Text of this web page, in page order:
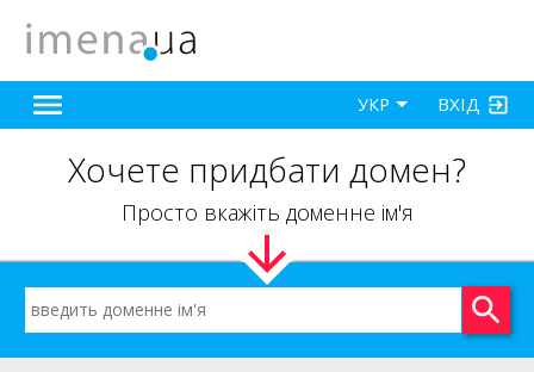
ВХІД
УКР
Хочете придбати домен?
Просто вкажіть доменне ім'я